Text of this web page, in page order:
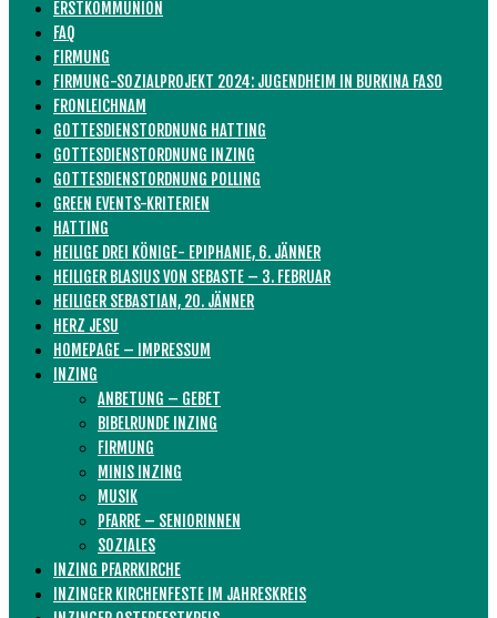
ERSTKOMMUNION
FAQ
FIRMUNG
FIRMUNG-SOZIALPROJEKT 2024: JUGENDHEIM IN BURKINA FASO
FRONLEICHNAM
GOTTESDIENSTORDNUNG HATTING
GOTTESDIENSTORDNUNG INZING
GOTTESDIENSTORDNUNG POLLING
GREEN EVENTS-KRITERIEN
HATTING
HEILIGE DREI KÖNIGE- EPIPHANIE, 6. JÄNNER
HEILIGER BLASIUS VON SEBASTE – 3. FEBRUAR
HEILIGER SEBASTIAN, 20. JÄNNER
HERZ JESU
HOMEPAGE – IMPRESSUM
INZING
ANBETUNG – GEBET
BIBELRUNDE INZING
FIRMUNG
MINIS INZING
MUSIK
PFARRE – SENIORINNEN
SOZIALES
INZING PFARRKIRCHE
INZINGER KIRCHENFESTE IM JAHRESKREIS